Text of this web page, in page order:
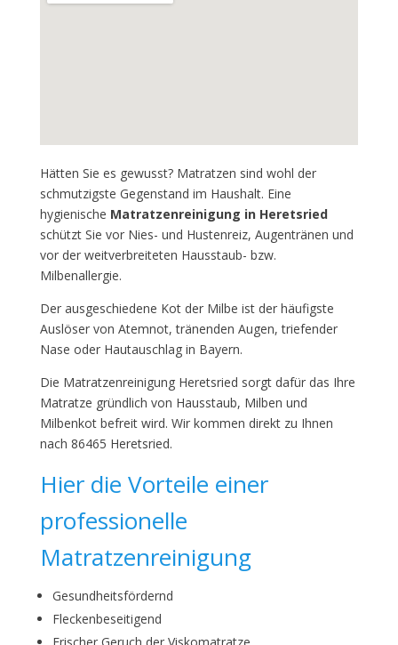
Hätten Sie es gewusst? Matratzen sind wohl der
schmutzigste Gegenstand im Haushalt. Eine
hygienische Matratzenreinigung in Heretsried
schützt Sie vor Nies- und Hustenreiz, Augentränen und
vor der weitverbreiteten Hausstaub- bzw.
Milbenallergie.
Der ausgeschiedene Kot der Milbe ist der häufigste
Auslöser von Atemnot, tränenden Augen, triefender
Nase oder Hautauschlag in Bayern.
Die Matratzenreinigung Heretsried sorgt dafür das Ihre
Matratze gründlich von Hausstaub, Milben und
Milbenkot befreit wird. Wir kommen direkt zu Ihnen
nach 86465 Heretsried.
Hier die Vorteile einer
professionelle
Matratzenreinigung
Gesundheitsfördernd
Fleckenbeseitigend